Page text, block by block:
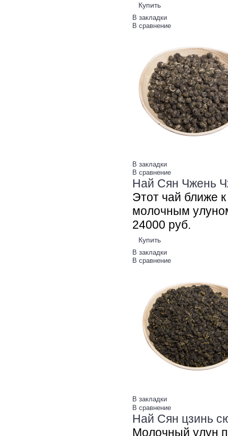
Купить
В закладки
В сравнение
В закладки
В сравнение
Най Сян Чжень
Этот чай ближе
молочным
24000 руб.
Купить
В закладки
В сравнение
В закладки
В сравнение
Най Сян цзинь
Молочный улун